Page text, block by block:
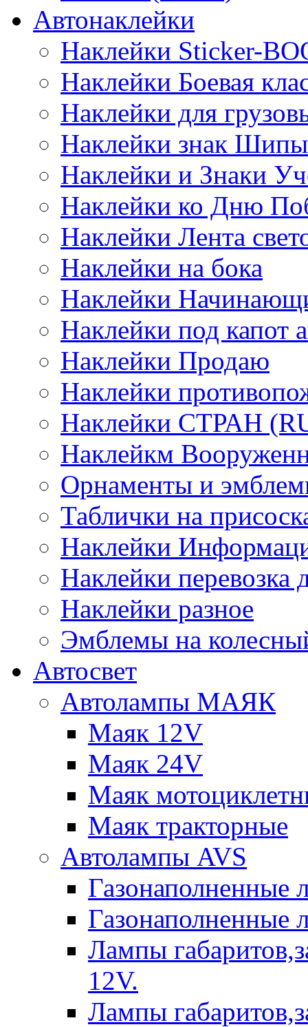
Автонаклейки
Наклейки Sticker-
Наклейки Боевая
Наклейки для
Наклейки знак Шипы
Наклейки и Знаки
Наклейки ко Дню
Наклейки Лента
Наклейки на бока
Наклейки
Наклейки под капот
Наклейки Продаю
Наклейки
Наклейки СТРАН
Наклейкм
Орнаменты и
Таблички на
Наклейки
Наклейки перевозка
Наклейки разное
Эмблемы на
Автосвет
Автолампы МАЯК
Маяк 12V
Маяк 24V
Маяк
Маяк тракторные
Автолампы AVS
Газонаполненные
Газонаполненные
Лампы
12V.
Лампы